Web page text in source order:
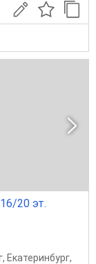
20 эт.
, Екатеринбург,